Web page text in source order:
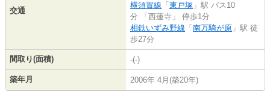
交通
横須賀線 「 東戸塚 」駅 バス10
分 「西蓮寺」 停歩1分
相鉄いずみ野線 「 南万騎が原 」駅 徒
歩27分
間取り(面積) -(-)
築年月 2006年 4月(築20年)